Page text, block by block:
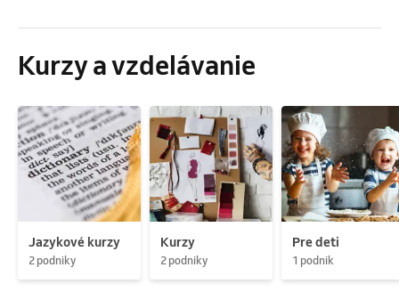
Kurzy a vzdelávanie
Jazykové kurzy
2 podniky
Kurzy
2 podniky
Pre deti
1 podnik